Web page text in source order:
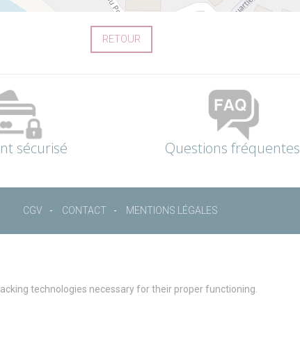
RETOUR
sécurisé Questions fréquentes
CGV CONTACT MENTIONS LÉGALES
technologies necessary for their proper functioning.